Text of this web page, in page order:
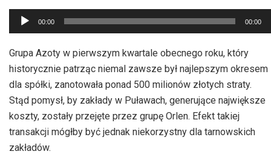
Odtwarzacz
plików
dźwiękowych
00:00 00:00
Grupa Azoty w pierwszym kwartale obecnego roku, który
historycznie patrząc niemal zawsze był najlepszym okresem
dla spółki, zanotowała ponad 500 milionów złotych straty.
Stąd pomysł, by zakłady w Puławach, generujące największe
koszty, zostały przejęte przez grupę Orlen. Efekt takiej
transakcji mógłby być jednak niekorzystny dla tarnowskich
zakładów.